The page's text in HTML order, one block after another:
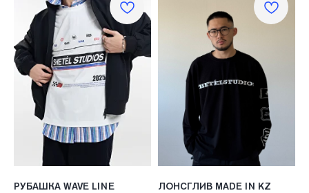
РУБАШКА WAVE LINE ЛОНСГЛИВ MADE IN KZ